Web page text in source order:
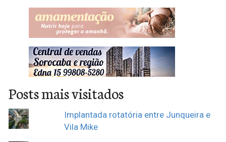
Posts mais visitados
Implantada rotatória entre Junqueira e
Vila Mike